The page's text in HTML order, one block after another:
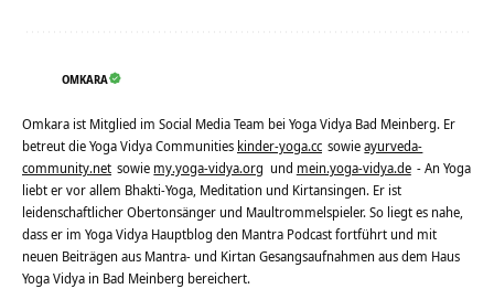
OMKARA
Omkara ist Mitglied im Social Media Team bei Yoga Vidya Bad Meinberg. Er
betreut die Yoga Vidya Communities kinder-yoga.cc sowieayurveda-
community.net sowie my.yoga-vidya.org und mein.yoga-vidya.de - An Yoga
liebt er vor allem Bhakti-Yoga, Meditation und Kirtansingen. Er ist
leidenschaftlicher Obertonsänger und Maultrommelspieler. So liegt es nahe,
dass er im Yoga Vidya Hauptblog den Mantra Podcast fortführt und mit
neuen Beiträgen aus Mantra- und Kirtan Gesangsaufnahmen aus dem Haus
Yoga Vidya in Bad Meinberg bereichert.